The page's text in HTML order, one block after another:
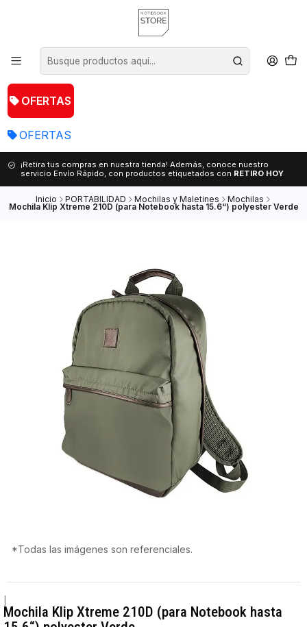
OFERTAS
OFERTAS
¡Retira tus compras en nuestra tienda! Además, conoce nuestro
servicio Envío Rápido, con productos etiquetados con RETIRO HOY
Inicio PORTABILIDAD Mochilas y Maletines Mochilas
Mochila Klip Xtreme 210D (para Notebook hasta 15.6“) polyester Verde
*Todas las imágenes son referenciales.
Mochila Klip Xtreme 210D (para Notebook hasta